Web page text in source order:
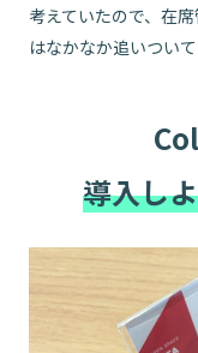
考えていたので、在
はなかなか追いついて
導入し